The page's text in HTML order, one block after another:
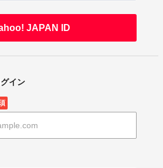
JAPAN ID
イン